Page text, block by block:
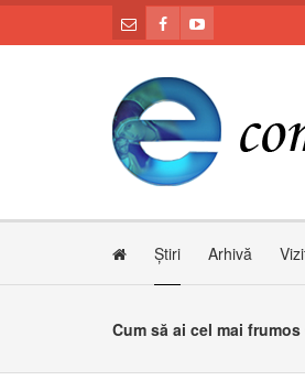
Știri Arhivă
Cum să ai cel mai